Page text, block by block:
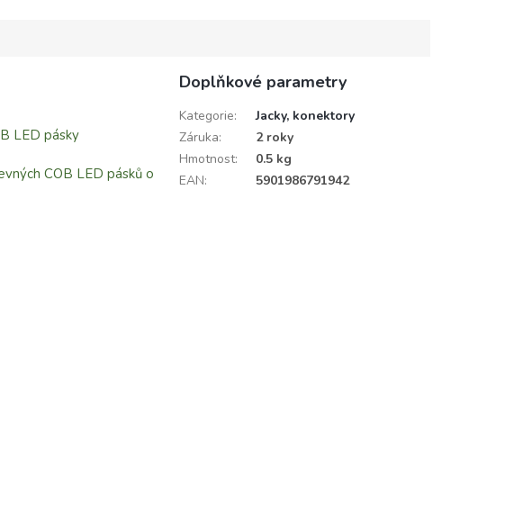
LED pásky
COB LED pásků o
Doplňkové parametry
Kategorie:
Jacky, konektory
Záruka:
2 roky
Hmotnost:
0.5 kg
EAN: 5901986791942